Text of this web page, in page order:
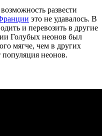
развести
это не удавалось. В
и перевозить в другие
Голубых неонов был
мягче, чем в других
неонов.